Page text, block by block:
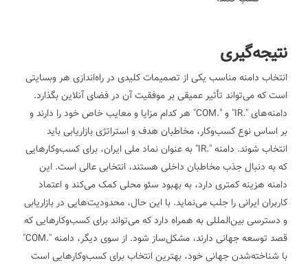
نتیجه‌گیری
انتخاب دامنه مناسب یکی از تصمیمات کلیدی در راه‌اندازی هر وبسایتی
است که می‌تواند تأثیر عمیقی بر موفقیت آن در فضای آنلاین بگذارد.
دامنه‌های ".IR" و ".COM" هر کدام مزایا و معایب خاص خود را دارند و
بر اساس نوع کسب‌وکار، مخاطبان هدف و استراتژی بازاریابی باید
انتخاب شوند.
دامنه ".IR" به عنوان نماد ملی ایران، برای کسب‌وکارهایی
که به دنبال جذب مخاطبان داخلی هستند، انتخابی عالی است. این
دامنه هزینه کمتری دارد، به بهبود سئو محلی کمک می‌کند و اعتماد
کاربران ایرانی را جلب می‌نماید. با این حال، محدودیت‌هایی در بازاریابی
و دسترسی بین‌المللی به همراه دارد که می‌تواند برای کسب‌وکارهایی که
قصد توسعه جهانی دارند، مشکل‌ساز شود.
از سوی دیگر، دامنه ".COM"
با شناخته‌شدن جهانی خود، بهترین انتخاب برای کسب‌وکارهایی است